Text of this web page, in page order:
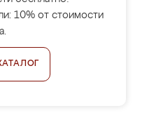
10% от стоимости